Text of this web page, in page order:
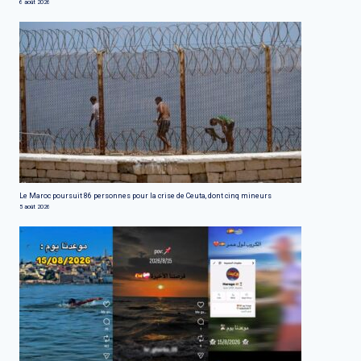
6 août 2026
Le Maroc poursuit 86 personnes pour la crise de Ceuta, dont cinq mineurs
5 août 2026